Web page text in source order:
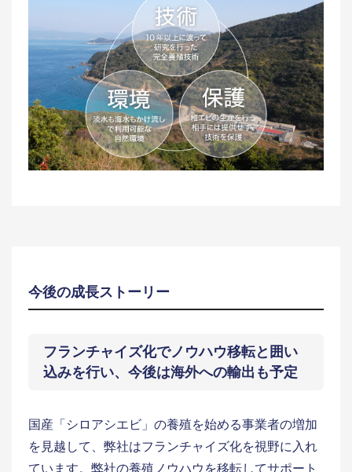
今後の成長ストーリー
フランチャイズ化でノウハウ移転と囲い
込みを行い、今後は海外への輸出も予定
国産「シロアシエビ」の養殖を始める事業者の増加
を見越して、弊社はフランチャイズ化を視野に入れ
ています。弊社の養殖ノウハウを移転してサポート